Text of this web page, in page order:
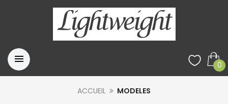
0
ACCUEIL MODELES